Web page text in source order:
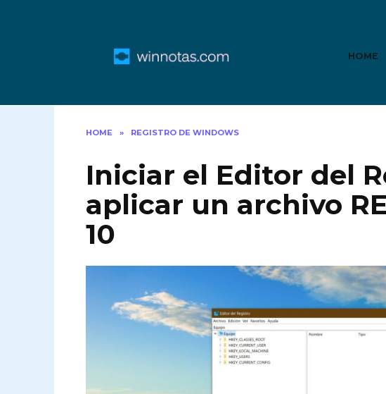
HOME
HOME » REGISTRO DE WINDOWS
Iniciar el Editor del
aplicar un archivo
10